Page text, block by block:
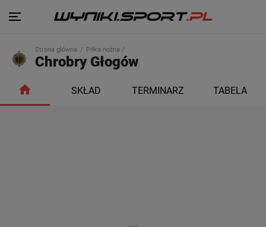
Strona główna Piłka nożna /
Chrobry Głogów
SKŁAD TERMINARZ TABELA